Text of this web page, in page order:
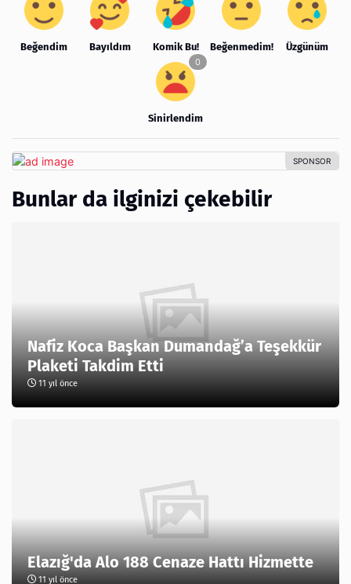
Beğendim Bayıldım Komik Bu! Beğenmedim! Üzgünüm
Sinirlendim
Bunlar da ilginizi çekebilir
Nafiz Koca Başkan Dumandağ’a Teşekkür
Plaketi Takdim Etti
11 yıl önce
Elazığ'da Alo 188 Cenaze Hattı Hizmette
11 yıl önce